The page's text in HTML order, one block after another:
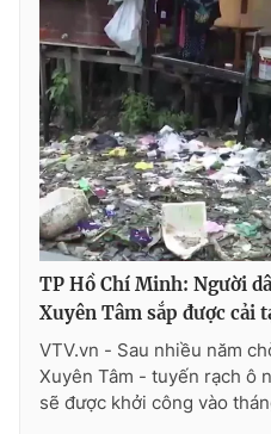
TP Hồ Chí Minh: Người
Xuyên Tâm sắp được cải
VTV.vn - Sau nhiều năm
Xuyên Tâm - tuyến rạch ô
sẽ được khởi công vào